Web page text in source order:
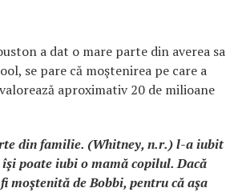
a dat o mare parte din averea sa
se pare că moştenirea pe care a
aproximativ 20 de milioane
din familie. (Whitney, n.r.) l-a iubit
poate iubi o mamă copilul. Dacă
moştenită de Bobbi, pentru că aşa